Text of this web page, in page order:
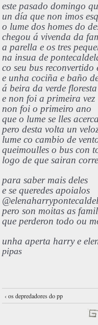
este pasado domingo
un día que non imos
o lume dos homes do
chegou á vivenda da
a parella e os tres
na insua de
co seu bus reconvertido
e unha cociña e baño
á beira da verde floresta
e non foi a primeira vez
non foi o primeiro ano
que o lume se lles
pero desta volta un
lume co cambio de
queimoulles o bus con
logo de que sairan
para saber mais deles
e se queredes apoialos
pero son moitas as
que perderon todo ou
unha aperta harry e
pipas
‹ os depredadores do pp